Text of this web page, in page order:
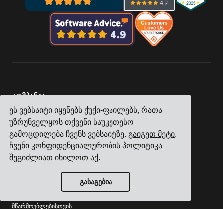
ეს ვებსაიტი იყენებს ქუქი-ფაილებს, რათა
უზრუნველყოს თქვენი საუკეთესო
გამოცდილება ჩვენს ვებსაიტზე. გაიგეთ მეტი.
ჩვენი კონფიდენციალურობის პოლიტიკა
შეგიძლიათ იხილოთაქ.
გასაგებია
კომპანია
თვალთვალი
ფასები
მომხმარებელთა ისტორიები
კონტაქტი
გახდი პარტნიორი
მწარმოებლებისთვის